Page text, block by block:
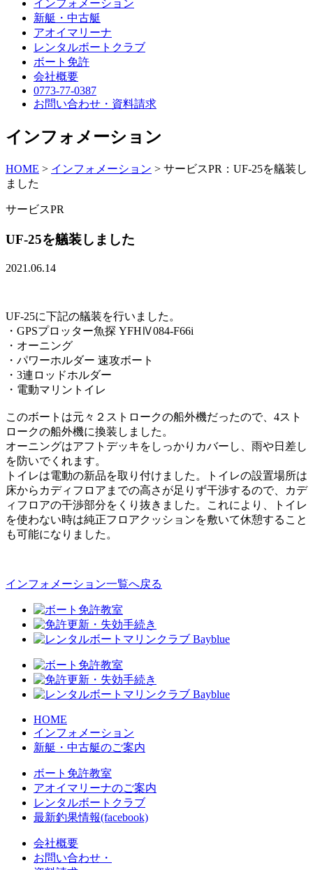
インフォメーション
新艇・中古艇
アオイマリーナ
レンタルボートクラブ
ボート免許
会社概要
0773-77-0387
お問い合わせ・資料請求
インフォメーション
HOME > インフォメーション > サービスPR：UF-25を艤装し
ました
サービスPR
UF-25を艤装しました
2021.06.14
UF-25に下記の艤装を行いました。
・GPSプロッター魚探 YFHⅣ084-F66i
・オーニング
・パワーホルダー 速攻ボート
・3連ロッドホルダー
・電動マリントイレ
このボートは元々２ストロークの船外機だったので、4スト
ロークの船外機に換装しました。
オーニングはアフトデッキをしっかりカバーし、雨や日差し
を防いでくれます。
トイレは電動の新品を取り付けました。トイレの設置場所は
床からカディフロアまでの高さが足りず干渉するので、カデ
ィフロアの干渉部分をくり抜きました。これにより、トイレ
を使わない時は純正フロアクッションを敷いて休憩すること
も可能になりました。
インフォメーション一覧へ戻る
HOME
インフォメーション
新艇・中古艇のご案内
ボート免許教室
アオイマリーナのご案内
レンタルボートクラブ
最新釣果情報(facebook)
会社概要
お問い合わせ・